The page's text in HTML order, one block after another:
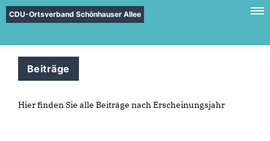
CDU-Ortsverband Schönhauser Allee
Beiträge
Hier finden Sie alle Beiträge nach Erscheinungsjahr